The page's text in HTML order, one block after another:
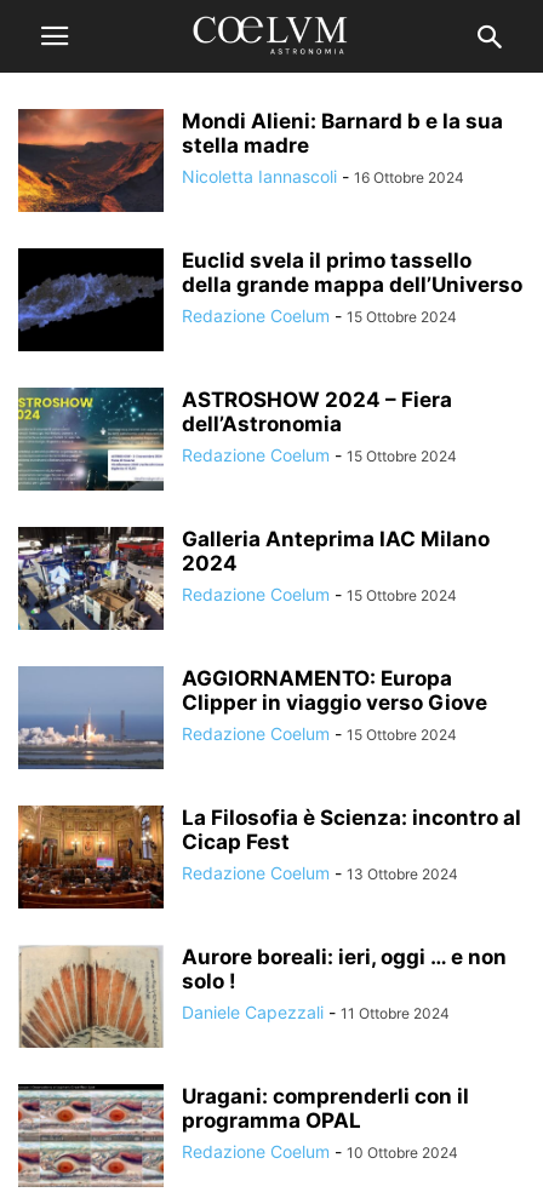
Mondi Alieni: Barnard b e la sua
stella madre
Nicoletta Iannascoli - 16 Ottobre 2024
Euclid svela il primo tassello
della grande mappa dell’Universo
Redazione Coelum - 15 Ottobre 2024
ASTROSHOW 2024 – Fiera
dell’Astronomia
Redazione Coelum - 15 Ottobre 2024
Galleria Anteprima IAC Milano
2024
Redazione Coelum - 15 Ottobre 2024
AGGIORNAMENTO: Europa
Clipper in viaggio verso Giove
Redazione Coelum - 15 Ottobre 2024
La Filosofia è Scienza: incontro al
Cicap Fest
Redazione Coelum - 13 Ottobre 2024
Aurore boreali: ieri, oggi … e non
solo !
Daniele Capezzali - 11 Ottobre 2024
Uragani: comprenderli con il
programma OPAL
Redazione Coelum - 10 Ottobre 2024